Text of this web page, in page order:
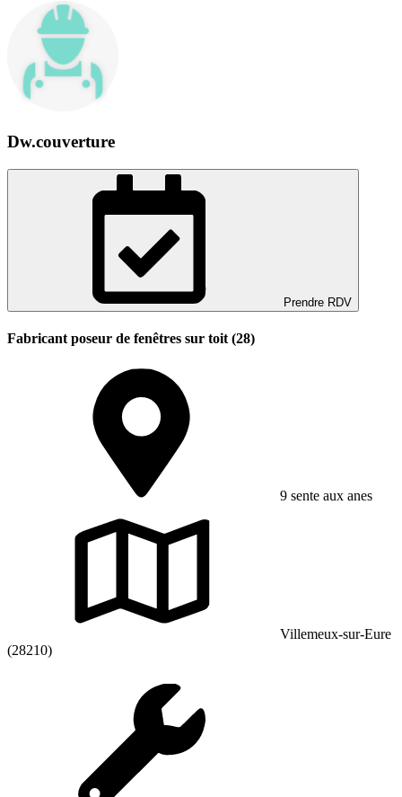
Dw.couverture
Prendre RDV
Fabricant poseur de fenêtres sur toit (28)
9 sente aux anes
Villemeux-sur-Eure
(28210)